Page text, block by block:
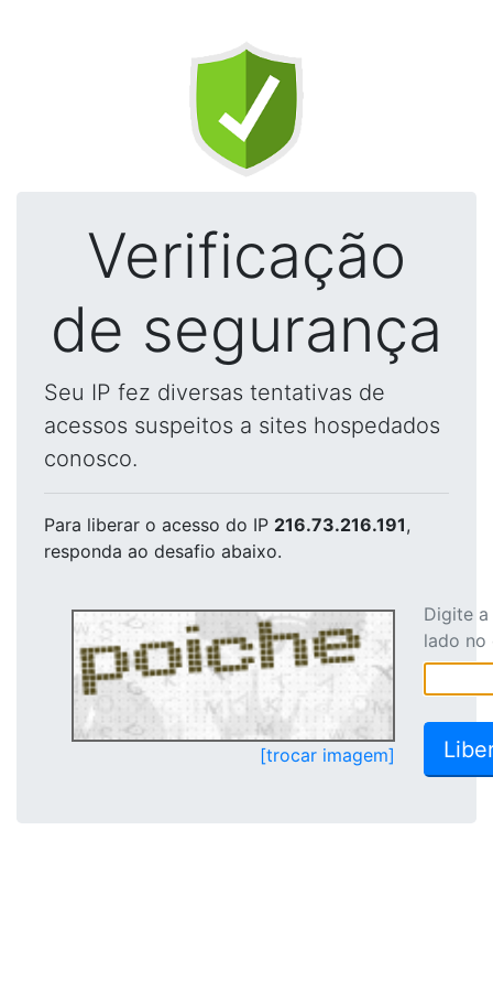
Verificação
de segurança
Seu IP fez diversas tentativas de
acessos suspeitos a sites hospedados
conosco.
Para liberar o acesso do IP 216.73.216.191,
responda ao desafio abaixo.
[trocar imagem]
Digite
lado no